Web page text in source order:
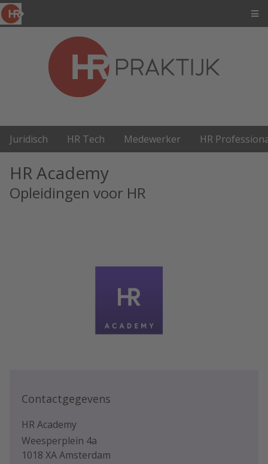
Juridisch HR Tech Medewerker HR
HR Academy
Opleidingen voor HR
Contactgegevens
HR Academy
Weesperplein 4a
1018 XA Amsterdam